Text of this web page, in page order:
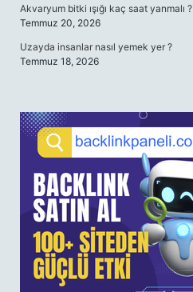
Akvaryum bitki ışığı kaç saat yanmalı ?
Temmuz 20, 2026
Uzayda insanlar nasıl yemek yer ?
Temmuz 18, 2026